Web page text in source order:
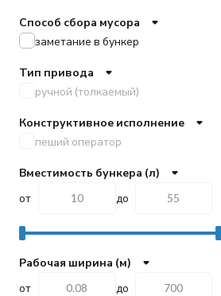
Viper
EVOLine
Vostok
KRUGER
VinnerMyer
Способ сбора мусора
заметание в бункер
Тип привода
ручной (толкаемый)
Конструктивное исполнение
пеший оператор
Вместимость бункера (л)
от
до
Рабочая ширина (м)
от
до